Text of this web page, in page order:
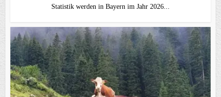
Statistik werden in Bayern im Jahr 2026...